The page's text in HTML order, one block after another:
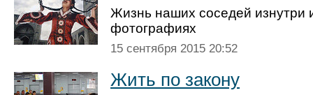
Жизнь наших соседей изнутри
фотографиях
15 сентября 2015 20:52
Жить по закону